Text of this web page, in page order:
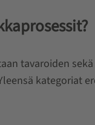
tavaroiden
kategoriat